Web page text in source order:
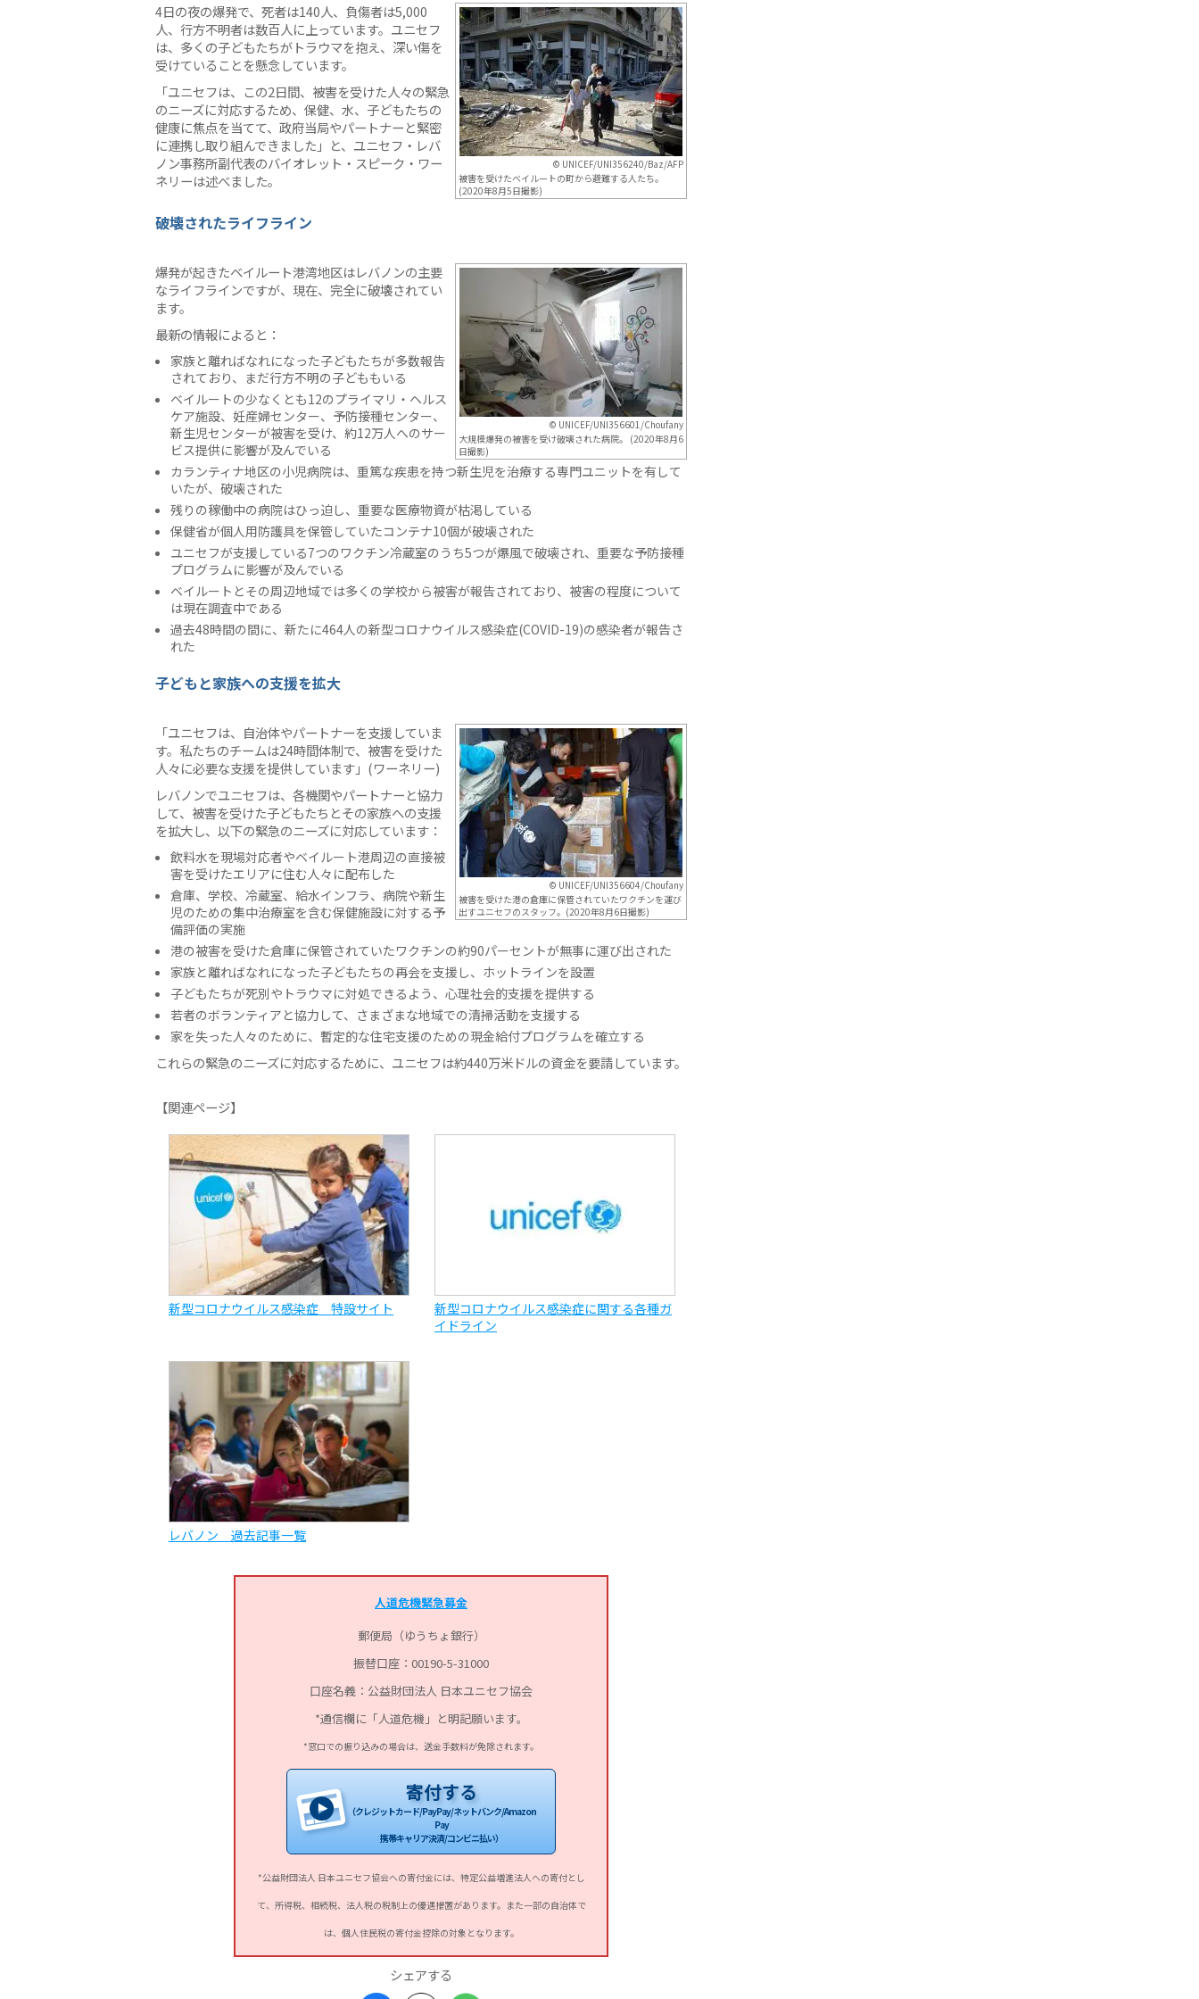
© UNICEF/UNI356240/Baz/AFP
被害を受けたベイルートの町から避難する人たち。
(2020年8月5日撮影)
4日の夜の爆発で、死者は140人、負傷者は5,000
人、行方不明者は数百人に上っています。ユニセフ
は、多くの子どもたちがトラウマを抱え、深い傷を
受けていることを懸念しています。
「ユニセフは、この2日間、被害を受けた人々の緊急
のニーズに対応するため、保健、水、子どもたちの
健康に焦点を当てて、政府当局やパートナーと緊密
に連携し取り組んできました」と、ユニセフ・レバ
ノン事務所副代表のバイオレット・スピーク・ワー
ネリーは述べました。
破壊されたライフライン
© UNICEF/UNI356601/Choufany
大規模爆発の被害を受け破壊された病院。 (2020年8月6
日撮影)
爆発が起きたベイルート港湾地区はレバノンの主要
なライフラインですが、現在、完全に破壊されてい
ます。
最新の情報によると：
家族と離ればなれになった子どもたちが多数報告
されており、まだ行方不明の子どももいる
ベイルートの少なくとも12のプライマリ・ヘルス
ケア施設、妊産婦センター、予防接種センター、
新生児センターが被害を受け、約12万人へのサー
ビス提供に影響が及んでいる
カランティナ地区の小児病院は、重篤な疾患を持つ新生児を治療する専門ユニットを有して
いたが、破壊された
残りの稼働中の病院はひっ迫し、重要な医療物資が枯渇している
保健省が個人用防護具を保管していたコンテナ10個が破壊された
ユニセフが支援している7つのワクチン冷蔵室のうち5つが爆風で破壊され、重要な予防接種
プログラムに影響が及んでいる
ベイルートとその周辺地域では多くの学校から被害が報告されており、被害の程度について
は現在調査中である
過去48時間の間に、新たに464人の新型コロナウイルス感染症(COVID-19)の感染者が報告さ
れた
子どもと家族への支援を拡大
© UNICEF/UNI356604/Choufany
被害を受けた港の倉庫に保管されていたワクチンを運び
出すユニセフのスタッフ。(2020年8月6日撮影)
「ユニセフは、自治体やパートナーを支援していま
す。私たちのチームは24時間体制で、被害を受けた
人々に必要な支援を提供しています」(ワーネリー)
レバノンでユニセフは、各機関やパートナーと協力
して、被害を受けた子どもたちとその家族への支援
を拡大し、以下の緊急のニーズに対応しています：
飲料水を現場対応者やベイルート港周辺の直接被
害を受けたエリアに住む人々に配布した
倉庫、学校、冷蔵室、給水インフラ、病院や新生
児のための集中治療室を含む保健施設に対する予
備評価の実施
港の被害を受けた倉庫に保管されていたワクチンの約90パーセントが無事に運び出された
家族と離ればなれになった子どもたちの再会を支援し、ホットラインを設置
子どもたちが死別やトラウマに対処できるよう、心理社会的支援を提供する
若者のボランティアと協力して、さまざまな地域での清掃活動を支援する
家を失った人々のために、暫定的な住宅支援のための現金給付プログラムを確立する
これらの緊急のニーズに対応するために、ユニセフは約440万米ドルの資金を要請しています。
【関連ページ】
新型コロナウイルス感染症 特設サイト
新型コロナウイルス感染症に関する各種ガ
イドライン
レバノン 過去記事一覧
人道危機緊急募金
郵便局（ゆうちょ銀行）
振替口座：00190-5-31000
口座名義：公益財団法人 日本ユニセフ協会
*通信欄に「人道危機」と明記願います。
*窓口での振り込みの場合は、送金手数料が免除されます。
寄付する
（クレジットカード/PayPay/ネットバンク/Amazon
Pay
携帯キャリア決済/コンビニ払い）
*公益財団法人 日本ユニセフ協会への寄付金には、特定公益増進法人への寄付とし
て、所得税、相続税、法人税の税制上の優遇措置があります。また一部の自治体で
は、個人住民税の寄付金控除の対象となります。
シェアする